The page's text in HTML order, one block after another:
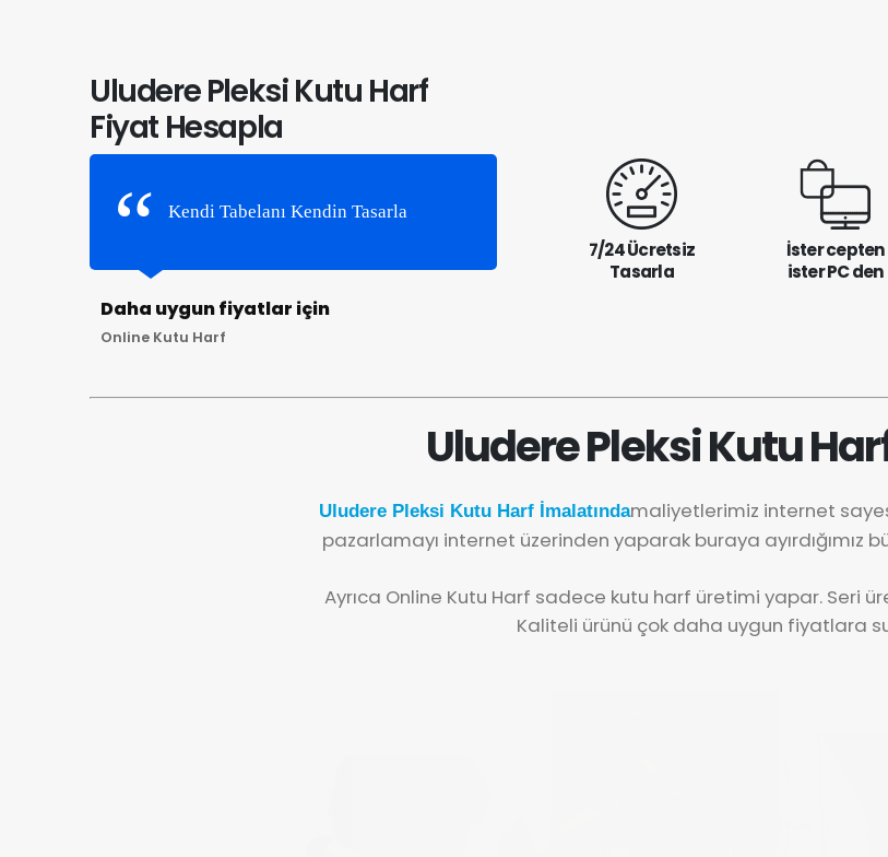
Uludere Pleksi Kutu Harf
Fiyat Hesapla
Kendi Tabelanı Kendin Tasarla
Daha uygun fiyatlar için
Online Kutu Harf
7/24 Ücretsiz
Tasarla
İster cepten
ister PC den
Uludere Pleksi Kutu
Uludere Pleksi Kutu Harf İmalatındamaliyetlerimiz internet
pazarlamayı internet üzerinden yaparak buraya ayırdığımız
Ayrıca Online Kutu Harf sadece kutu harf üretimi yapar. Seri
Kaliteli ürünü çok daha uygun fiyatlara